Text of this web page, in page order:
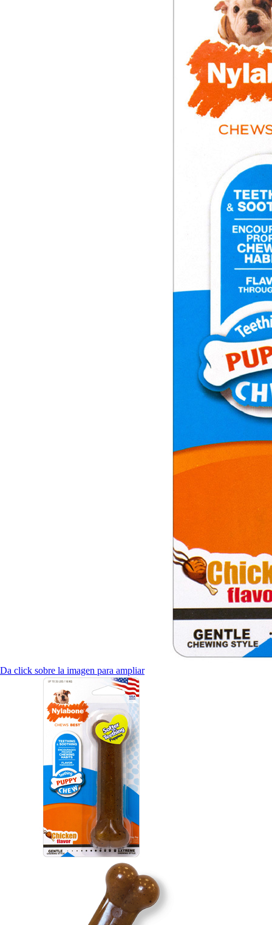
Da click sobre la imagen para ampliar